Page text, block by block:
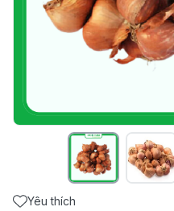
Yêu thích